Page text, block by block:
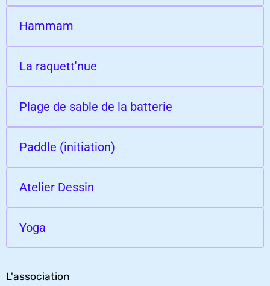
Hammam
La raquett'nue
Plage de sable de la batterie
Paddle (initiation)
Atelier Dessin
Yoga
L'association